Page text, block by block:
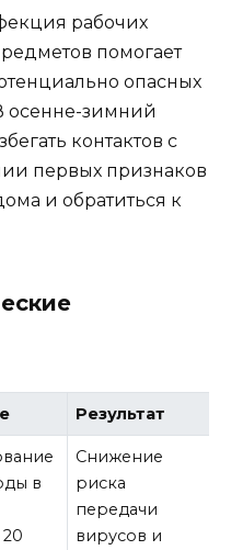
рабочих
помогает
опасных
осенне-зимний
контактов с
первых признаков
и обратиться к
Результат
в
Снижение
риска
передачи
вирусов и